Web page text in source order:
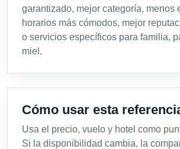
garantizado, mejor categoría, menos
horarios más cómodos, mejor
o servicios específicos para familia,
miel.
Cómo usar esta
Usa el precio, vuelo y hotel como
Si la disponibilidad cambia, la